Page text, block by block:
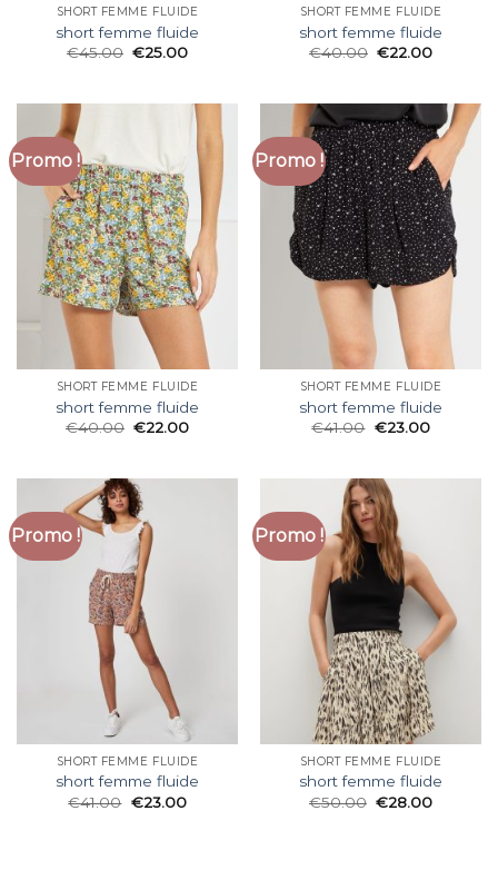
SHORT FEMME FLUIDE
short femme fluide
€45.00 €25.00
SHORT FEMME FLUIDE
short femme fluide
€40.00 €22.00
Promo !
SHORT FEMME FLUIDE
short femme fluide
€40.00 €22.00
Promo !
SHORT FEMME FLUIDE
short femme fluide
€41.00 €23.00
Promo !
SHORT FEMME FLUIDE
short femme fluide
€41.00 €23.00
Promo !
SHORT FEMME FLUIDE
short femme fluide
€50.00 €28.00